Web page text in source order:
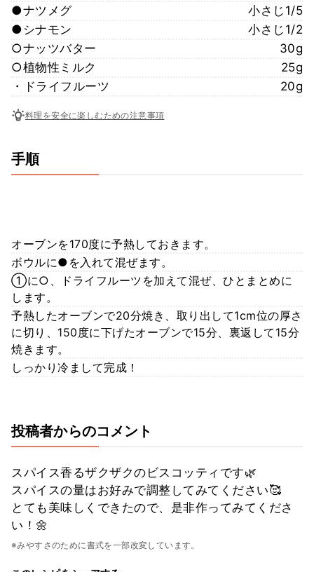
●ナツメグ
小さじ1/5
●シナモン
小さじ1/2
○ナッツバター
30g
○植物性ミルク
25g
・ドライフルーツ
20g
料理を安全に楽しむための注意事項
手順
オーブンを170度に予熱しておきます。
ボウルに●を入れて混ぜます。
①に○、ドライフルーツを加えて混ぜ、ひとまとめに
します。
予熱したオーブンで20分焼き、取り出して1cm位の厚さ
に切り、150度に下げたオーブンで15分、裏返して15分
焼きます。
しっかり冷まして完成！
投稿者からのコメント
スパイス香るザクザクのビスコッティです🌿
スパイスの量はお好みで調整してみてください🥰
とても美味しくできたので、是非作ってみてくださ
い！🌼
※みやすさのために書式を一部改変しています。